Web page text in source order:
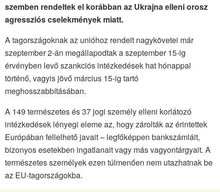
szemben rendeltek el korábban az Ukrajna elleni orosz
agressziós cselekmények miatt.
A tagországoknak az unióhoz rendelt nagykövetei már
szeptember 2-án megállapodtak a szeptember 15-ig
érvényben levő szankciós intézkedések hat hónappal
történő, vagyis jövő március 15-ig tartó
meghosszabbításában.
A 149 természetes és 37 jogi személy elleni korlátozó
intézkedések lényegi eleme az, hogy zárolták az érintettek
Európában fellelhető javait – legfőképpen bankszámláit,
bizonyos esetekben ingatlanait vagy más vagyontárgyait. A
természetes személyek ezen túlmenően nem utazhatnak be
az EU-tagországokba.